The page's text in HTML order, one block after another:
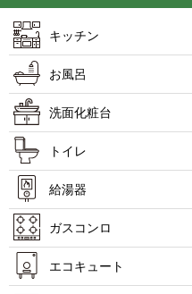
キッチン
お風呂
洗面化粧台
トイレ
給湯器
ガスコンロ
エコキュート